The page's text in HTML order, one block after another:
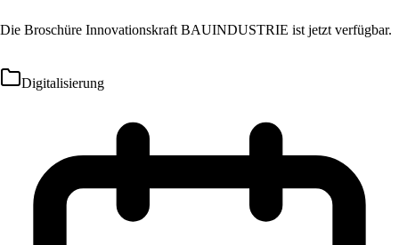
Die Broschüre Innovationskraft BAUINDUSTRIE ist jetzt verfügbar.
Digitalisierung